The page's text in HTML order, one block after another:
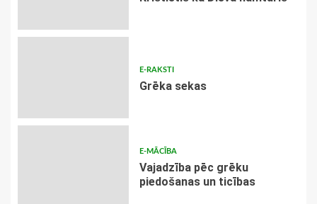
E-RAKSTI
Grēka sekas
E-MĀCĪBA
Vajadzība pēc grēku
piedošanas un ticības